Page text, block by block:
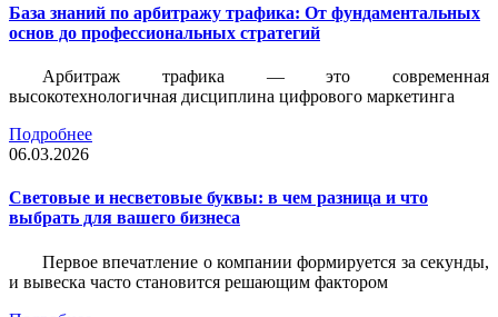
База знаний по арбитражу трафика: От фундаментальных
основ до профессиональных стратегий
Арбитраж трафика — это современная
высокотехнологичная дисциплина цифрового маркетинга
Подробнее
06.03.2026
Световые и несветовые буквы: в чем разница и что
выбрать для вашего бизнеса
Первое впечатление о компании формируется за секунды,
и вывеска часто становится решающим фактором